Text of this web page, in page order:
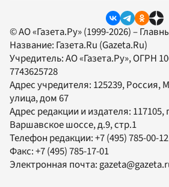
© АО «Газета.Ру» (1999-2026) –
Название: Газета.Ru (Gazeta.Ru)
Учредитель:АО «Газета.Ру», ОГРН
7743625728
Адрес учредителя: 125239, Россия,
улица, дом 67
Адрес редакции и издателя: 117105,
Варшавское шоссе, д.9, стр.1
Телефон редакции:+7 (495) 785-00-12
Факс:+7 (495) 785-17-01
Электронная почта: